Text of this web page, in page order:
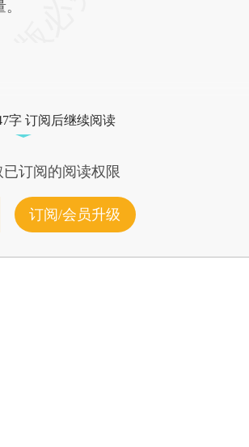
字 订阅后继续阅读
订阅的阅读权限
订阅/会员升级